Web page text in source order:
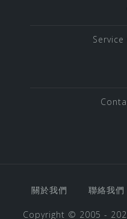
關於我們 聯絡我們
Copyright © 2005 -